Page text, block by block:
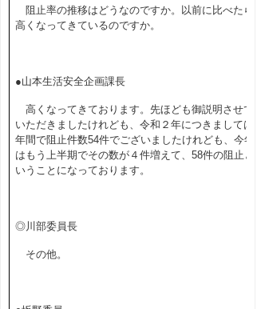
阻止率の推移はどうなのですか。以前に比べたら
高くなってきているのですか。
●山本生活安全企画課長
高くなってきております。先ほども御説明させて
いただきましたけれども、令和２年につきましては
年間で阻止件数54件でございましたけれども、今年
はもう上半期でその数が４件増えて、58件の阻止と
いうことになっております。
◎川部委員長
その他。